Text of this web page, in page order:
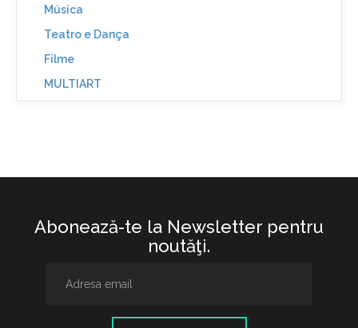
Música
Teatro e Dança
Filme
MULTIART
Abonează-te la Newsletter pentru
noutăţi.